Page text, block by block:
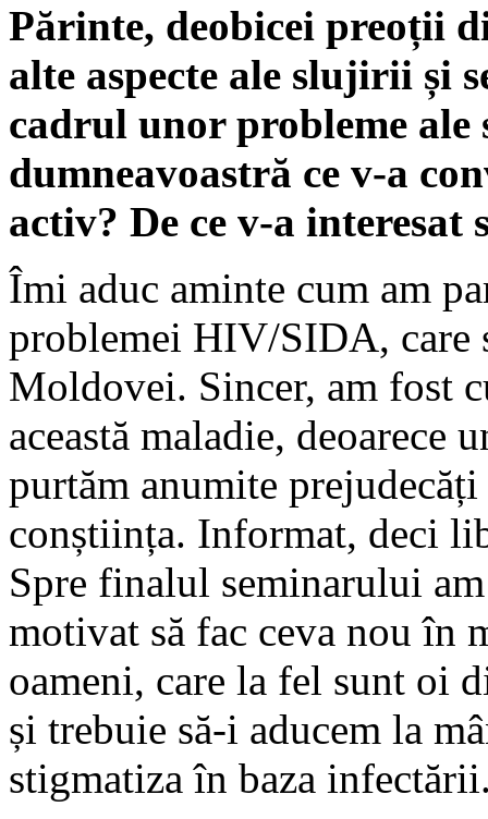
Părinte, deobicei preoții
alte aspecte ale slujirii și
cadrul unor probleme ale
dumneavoastră ce v-a
activ? De ce v-a
Îmi aduc aminte cum am
problemei HIV/SIDA, care
Moldovei. Sincer, am fost
această maladie, deoarece
purtăm anumite
conștiința. Informat, deci
Spre finalul seminarului
motivat să fac ceva nou în
oameni, care la fel sunt oi
și trebuie să-i aducem la
stigmatiza în baza